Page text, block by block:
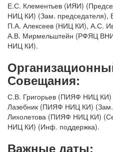
Е.С. Клементьев (ИЯИ)
НИЦ КИ) (Зам.
П.А. Алексеев (НИЦ КИ), А.С.
А.В. Мирмельштейн (РФЯЦ
НИЦ КИ).
Совещания:
С.В. Григорьев (ПИЯФ НИЦ КИ)
Лазебник (ПИЯФ НИЦ КИ) (Зам.
Лихолетова (ПИЯФ НИЦ КИ)
НИЦ КИ) (Инф. поддержка).
Важные даты: